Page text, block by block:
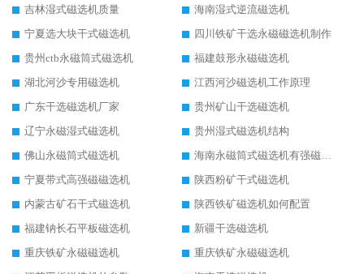
吉林湿式磁选机质量
海南湿式逆流磁选机
宁夏选大块干式磁选机
四川铁矿干选永磁磁选机制作
贵州ctb永磁筒式磁选机
福建鼓形永磁磁选机
湖北河沙专用磁选机
江西河沙磁选机工作原理
广东干选磁选机厂家
贵州矿山干选磁选机
辽宁永磁湿式磁选机
贵州湿式磁选机结构
佛山永磁筒式磁选机
海南永磁筒式磁选机有强磁的吗
宁夏带式高强磁磁选机
陕西粉矿干式磁选机
内蒙古矿石干式磁选机
陕西铁矿磁选机如何配置
福建钠长石平板磁选机
新疆干选磁选机
重庆铁矿永磁磁选机
重庆铁矿永磁磁选机